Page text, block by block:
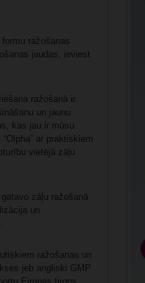
ražošanas
jaudas, ieviest
ražošanā ir
un jaunu
kas jau ir mūsu
ar praktiskiem
vietējā zāļu
zāļu ražošanā
un
ražošanas un
jeb angliski GMP